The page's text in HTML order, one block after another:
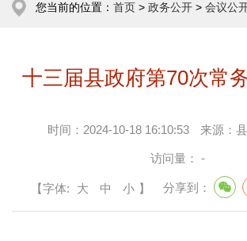
您当前的位置： 首页 > 政务公开 > 会议公
十三届县政府第70次常
时间： 2024-10-18 16:10:53 来源：
访问量： -
【字体: 大 中 小 】 分享到：